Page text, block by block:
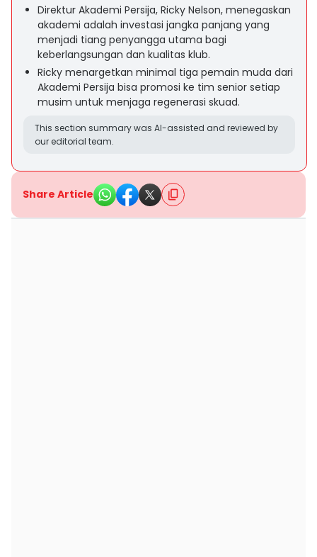
Direktur Akademi Persija, Ricky Nelson, menegaskan
akademi adalah investasi jangka panjang yang
menjadi tiang penyangga utama bagi
keberlangsungan dan kualitas klub.
Ricky menargetkan minimal tiga pemain muda dari
Akademi Persija bisa promosi ke tim senior setiap
musim untuk menjaga regenerasi skuad.
This section summary was AI-assisted and reviewed by
our editorial team.
Share Article